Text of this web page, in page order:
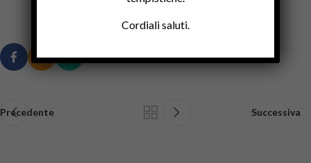
Precedente Successiva
Cordiali saluti.